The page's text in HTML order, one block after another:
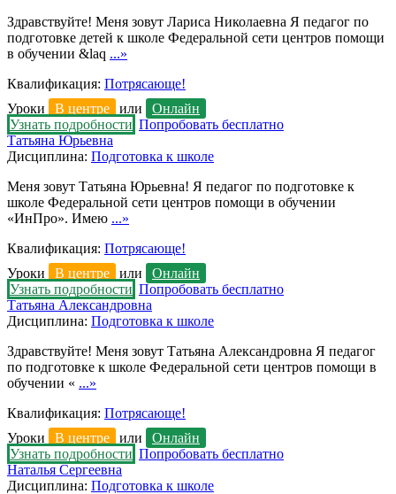
Здравствуйте! Меня зовут Лариса Николаевна Я педагог по
подготовке детей к школе Федеральной сети центров помощи
в обучении &laq ...»
Квалификация: Потрясающе!
Уроки
В центре или
Онлайн
Узнать подробности Попробовать бесплатно
Татьяна Юрьевна
Дисциплина: Подготовка к школе
Меня зовут Татьяна Юрьевна! Я педагог по подготовке к
школе Федеральной сети центров помощи в обучении
«ИнПро». Имею ...»
Квалификация: Потрясающе!
Уроки
В центре или
Онлайн
Узнать подробности Попробовать бесплатно
Татьяна Александровна
Дисциплина: Подготовка к школе
Здравствуйте! Меня зовут Татьяна Александровна Я педагог
по подготовке к школе Федеральной сети центров помощи в
обучении « ...»
Квалификация: Потрясающе!
Уроки
В центре или
Онлайн
Узнать подробности Попробовать бесплатно
Наталья Сергеевна
Дисциплина: Подготовка к школе